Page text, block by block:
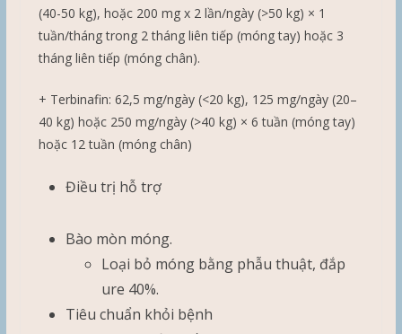
(40-50 kg), hoặc 200 mg x 2 lần/ngày (>50 kg) × 1
tuần/tháng trong 2 tháng liên tiếp (móng tay) hoặc 3
tháng liên tiếp (móng chân).
+ Terbinafin: 62,5 mg/ngày (<20 kg), 125 mg/ngày (20–
40 kg) hoặc 250 mg/ngày (>40 kg) × 6 tuần (móng tay)
hoặc 12 tuần (móng chân)
Điều trị hỗ trợ
Bào mòn móng.
Loại bỏ móng bằng phẫu thuật, đắp
ure 40%.
Tiêu chuẩn khỏi bệnh